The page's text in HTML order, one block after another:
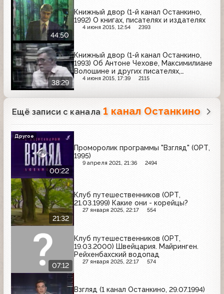
44:50
Книжный двор (1-й канал Останкино,
1992) О книгах, писателях и издателях
4 июня 2015, 12:54 2393
38:29
Книжный двор (1-й канал Останкино,
1993) Об Антоне Чехове, Максимилиане
Волошине и других писателях,
ездивших в Ялту
4 июня 2015, 17:39 2115
Ещё записи с канала 1 канал Останкино
00:22
Проморолик программы "Взгляд" (ОРТ,
1995)
9 апреля 2021, 21:36 2494
Другое
21:32
Клуб путешественников (ОРТ,
21.03.1999) Какие они - корейцы?
27 января 2025, 22:17 554
07:12
Клуб путешественников (ОРТ,
19.03.2000) Швейцария. Майринген.
Рейхенбахский водопад
27 января 2025, 22:17 574
Взгляд (1 канал Останкино, 29.07.1994)